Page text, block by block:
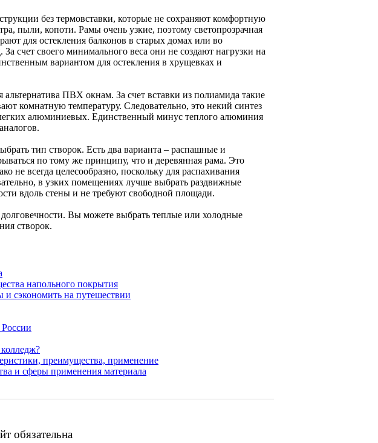
без термовставки, которые не сохраняют комфортную
пыли, копоти. Рамы очень узкие, поэтому светопрозрачная
для остекления балконов в старых домах или во
счет своего минимального веса они не создают нагрузки на
вариантом для остекления в хрущевках и
ПВХ окнам. За счет вставки из полиамида такие
комнатную температуру. Следовательно, это некий синтез
алюминиевых. Единственный минус теплого алюминия
тип створок. Есть два варианта – распашные и
по тому же принципу, что и деревянная рама. Это
не всегда целесообразно, поскольку для распахивания
в узких помещениях лучше выбрать раздвижные
вдоль стены и не требуют свободной площади.
Вы можете выбрать теплые или холодные
створок.
напольного покрытия
и сэкономить на путешествии
преимущества, применение
и сферы применения материала
обязательна